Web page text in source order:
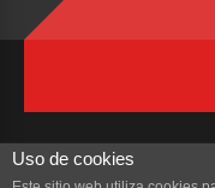
Uso de cookies